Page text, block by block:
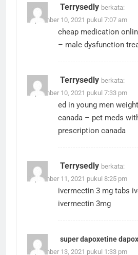
Terrysedly berkata:
September 10, 2021 pukul 7:07 am
cheap medication
– male dysfunction
Terrysedly berkata:
September 10, 2021 pukul 7:33 pm
ed in young men
canada – pet meds
prescription canada
Terrysedly berkata:
September 11, 2021 pukul 8:25 pm
ivermectin 3 mg tabs
ivermectin 3mg
super dapoxetine
September 13, 2021 pukul 1:33 pm